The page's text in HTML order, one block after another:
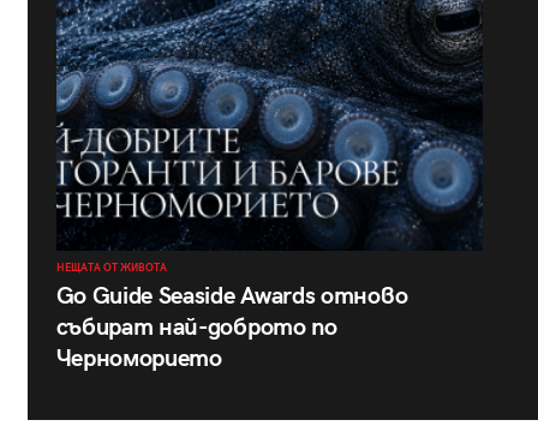
НЕЩАТА ОТ ЖИВОТА
Go Guide Seaside Awards отново
събират най-доброто по
Черноморието